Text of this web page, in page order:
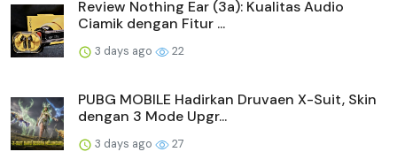
Review Nothing Ear (3a): Kualitas Audio
Ciamik dengan Fitur ...
3 days ago 22
PUBG MOBILE Hadirkan Druvaen X-Suit, Skin
dengan 3 Mode Upgr...
3 days ago 27